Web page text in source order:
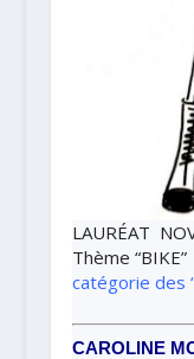
LAURÉAT
Thème “BIKE”
catégorie des
CAROLINE